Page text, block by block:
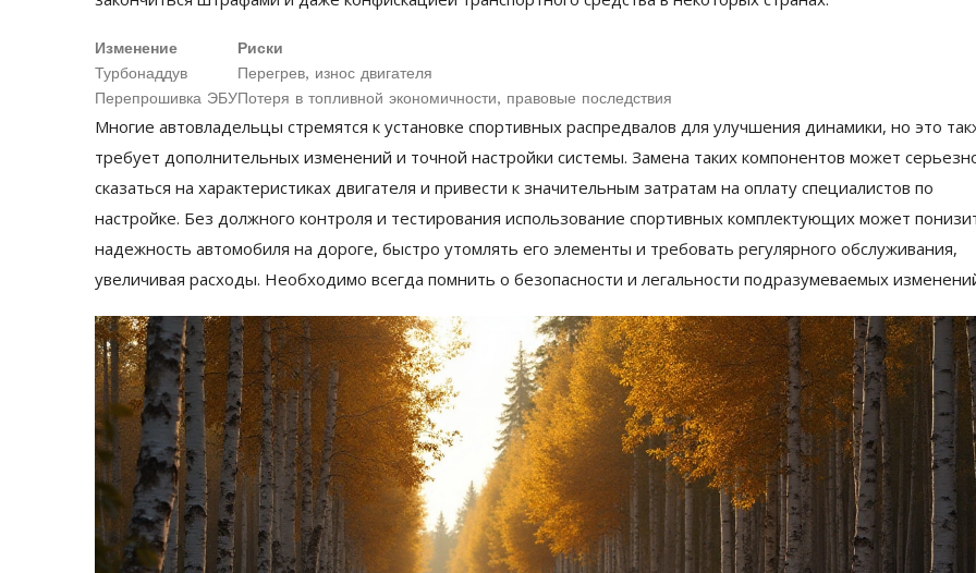
Изменение
Риски
Турбонаддув
Перегрев, износ двигателя
Перепрошивка ЭБУПотеря в топливной экономичности, правовые последствия
Многие автовладельцы стремятся к установке спортивных распредвалов для улучшения динамики, но это
требует дополнительных изменений и точной настройки системы. Замена таких компонентов может
сказаться на характеристиках двигателя и привести к значительным затратам на оплату специалистов по
настройке. Без должного контроля и тестирования использование спортивных комплектующих может
надежность автомобиля на дороге, быстро утомлять его элементы и требовать регулярного обслуживания,
увеличивая расходы. Необходимо всегда помнить о безопасности и легальности подразумеваемых